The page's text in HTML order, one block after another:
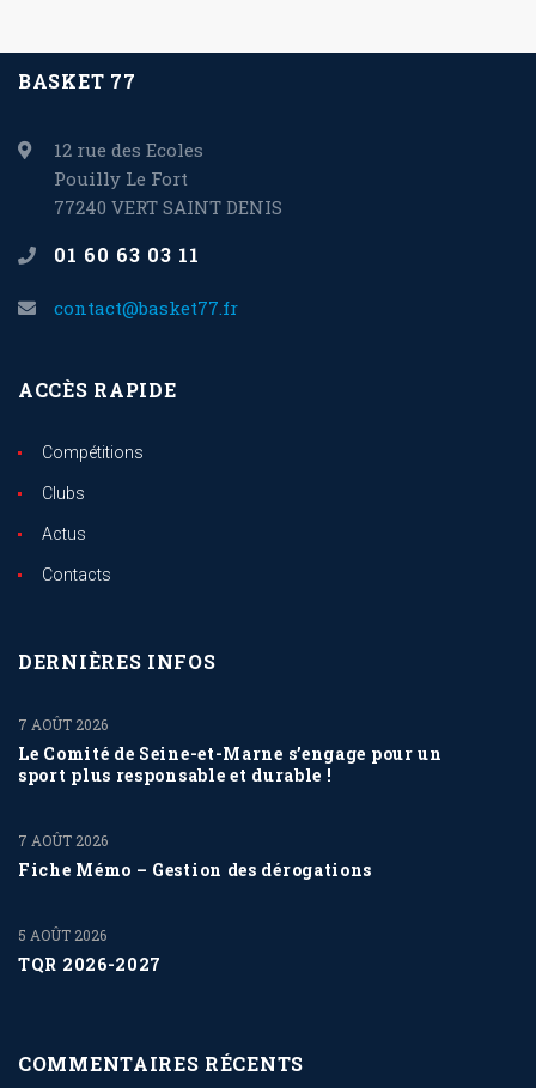
BASKET 77
12 rue des Ecoles
Pouilly Le Fort
77240 VERT SAINT DENIS
01 60 63 03 11
contact@basket77.fr
ACCÈS RAPIDE
Compétitions
Clubs
Actus
Contacts
DERNIÈRES INFOS
Le Comité de Seine-et-Marne s’engage pour un
sport plus responsable et durable !
7 AOÛT 2026
Fiche Mémo – Gestion des dérogations
7 AOÛT 2026
TQR 2026-2027
5 AOÛT 2026
COMMENTAIRES RÉCENTS